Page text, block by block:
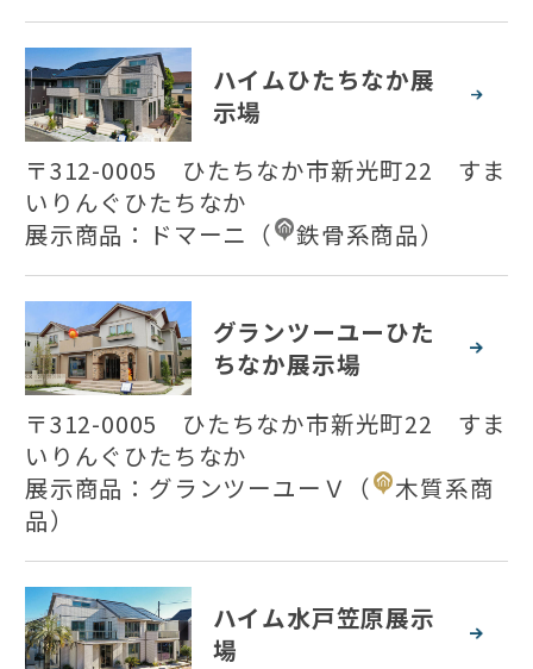
ハイムひたちなか展
示場
〒312-0005 ひたちなか市新光町22 すま
いりんぐひたちなか
展示商品： ドマーニ （ 鉄骨系商品）
グランツーユーひた
ちなか展示場
〒312-0005 ひたちなか市新光町22 すま
いりんぐひたちなか
展示商品： グランツーユーＶ （
木質系商
品）
ハイム水戸笠原展示
場